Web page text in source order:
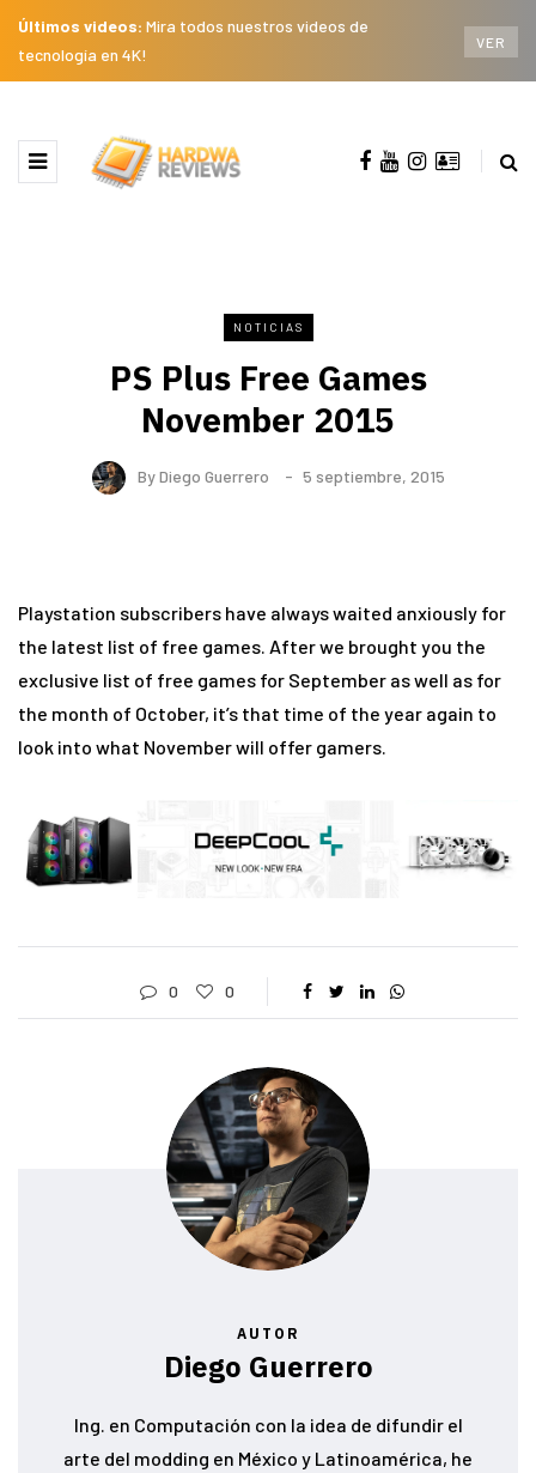
Últimos videos: Mira todos nuestros videos de
tecnología en 4K!
VER
NOTICIAS
PS Plus Free Games
November 2015
ByDiego Guerrero 5 septiembre, 2015
Playstation subscribers have always waited anxiously for
the latest list of free games. After we brought you the
exclusive list of free games for September as well as for
the month of October, it’s that time of the year again to
look into what November will offer gamers.
0 0
AUTOR
Diego Guerrero
Ing. en Computación con la idea de difundir el
arte del modding en México y Latinoamérica, he